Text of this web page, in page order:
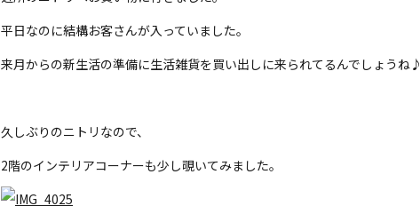
平日なのに結構お客さんが入っていました。
来月からの新生活の準備に生活雑貨を買い出しに来られてるんでしょうね♪
久しぶりのニトリなので、
2階のインテリアコーナーも少し覗いてみました。